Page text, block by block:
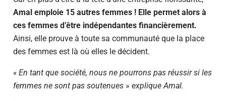
Amal emploie 15 autres femmes ! Elle permet alors à
ces femmes d’être indépendantes financièrement.
Ainsi, elle prouve à toute sa communauté que la place
des femmes est là où elles le décident.
« En tant que société, nous ne pourrons pas réussir si les
femmes ne sont pas soutenues » explique Amal.